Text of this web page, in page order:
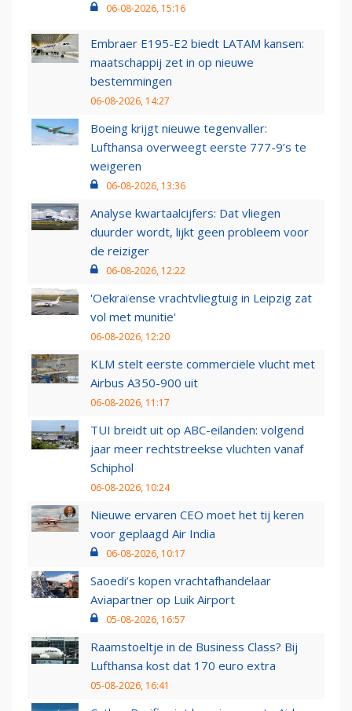
06-08-2026, 15:16
Embraer E195-E2 biedt LATAM kansen:
maatschappij zet in op nieuwe
bestemmingen
06-08-2026, 14:27
Boeing krijgt nieuwe tegenvaller:
Lufthansa overweegt eerste 777-9’s te
weigeren
06-08-2026, 13:36
Analyse kwartaalcijfers: Dat vliegen
duurder wordt, lijkt geen probleem voor
de reiziger
06-08-2026, 12:22
'Oekraïense vrachtvliegtuig in Leipzig zat
vol met munitie'
06-08-2026, 12:20
KLM stelt eerste commerciële vlucht met
Airbus A350-900 uit
06-08-2026, 11:17
TUI breidt uit op ABC-eilanden: volgend
jaar meer rechtstreekse vluchten vanaf
Schiphol
06-08-2026, 10:24
Nieuwe ervaren CEO moet het tij keren
voor geplaagd Air India
06-08-2026, 10:17
Saoedi’s kopen vrachtafhandelaar
Aviapartner op Luik Airport
05-08-2026, 16:57
Raamstoeltje in de Business Class? Bij
Lufthansa kost dat 170 euro extra
05-08-2026, 16:41